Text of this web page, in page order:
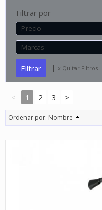
Filtrar por
Precio
Marcas
| x Quitar Filtros
< 1 2 3 >
Ordenar por: Nombre